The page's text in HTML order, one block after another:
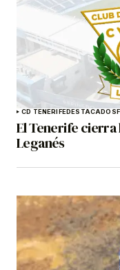
CD TENERIFEDESTACADOS
El Tenerife
Leganés